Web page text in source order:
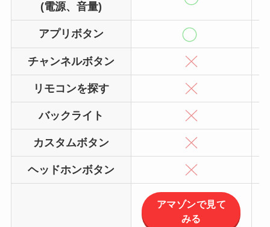
(電源、音量)
アプリボタン
チャンネルボタン
リモコンを探す
バックライト
カスタムボタン
ヘッドホンボタン
アマゾンで見て
みる